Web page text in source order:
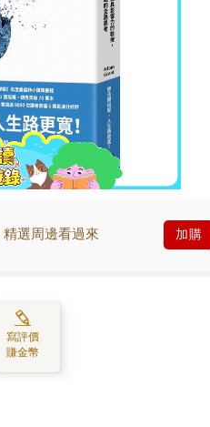
選周邊看過來 加購
寫評價
賺金幣